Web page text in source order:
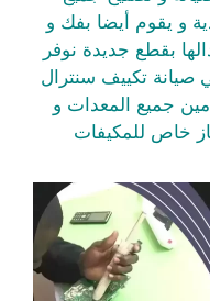
و يقوم أيضا بفك و
بقطع جديدة نوفر
صيانة تكييف سنترال
جميع المعدات و
خاص للمكيفات